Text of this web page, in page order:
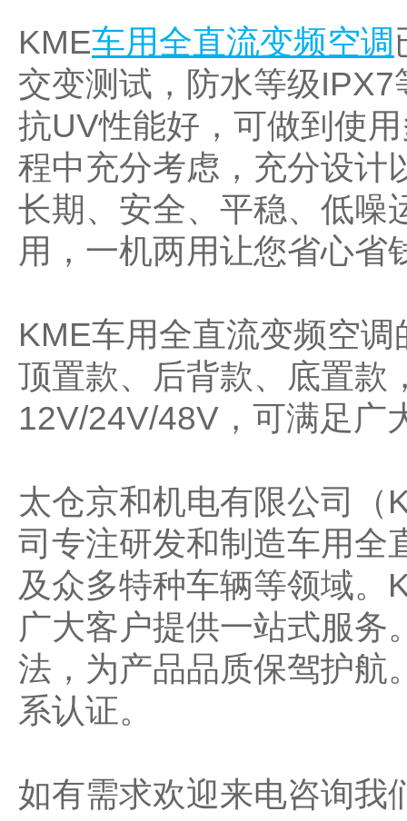
KME车用全直流变频空调
交变测试，防水等级
抗UV性能好，可做到使
程中充分考虑，充分设计
长期、安全、平稳、低噪
用，一机两用让您省心省
KME车用全直流变频空调
顶置款、后背款、底置款
12V/24V/48V，可满足广
太仓京和机电有限公司（
司专注研发和制造车用全
及众多特种车辆等领域。
广大客户提供一站式服务
法，为产品品质保驾护航
系认证。
如有需求欢迎来电咨询我